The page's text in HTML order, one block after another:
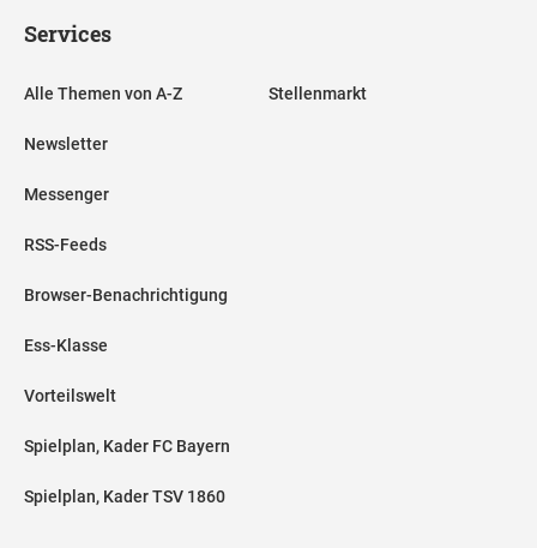
Services
Alle Themen von A-Z
Newsletter
Messenger
RSS-Feeds
Browser-Benachrichtigung
Ess-Klasse
Vorteilswelt
Spielplan, Kader FC Bayern
Spielplan, Kader TSV 1860
Stellenmarkt